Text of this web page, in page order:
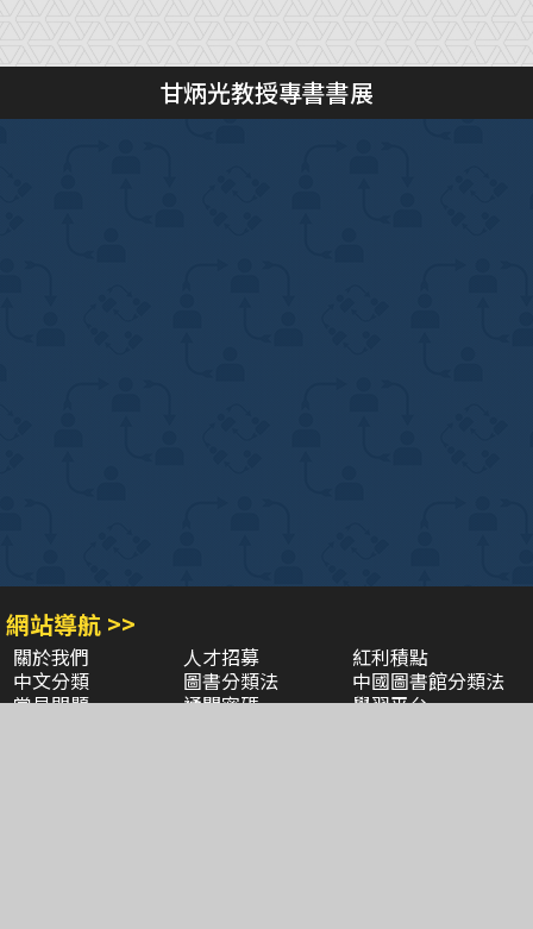
甘炳光教授專書書展
網站導航 >>
關於我們 人才招募
紅利積點
中文分類
圖書分類法
中國圖書館分類法
常見問題
通關密碼
學習平台